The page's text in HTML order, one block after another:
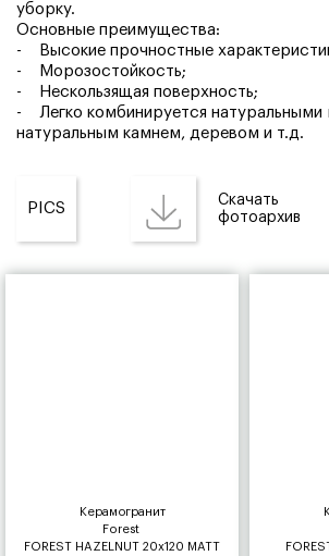
уборку.
Основные преимущества:
- Высокие прочностные
- Морозостойкость;
- Нескользящая поверхность;
- Легко комбинируется натуральными
натуральным камнем, деревом и т.д.
PICS
Скачать
фотоархив
Керамогранит
Forest
FOREST HAZELNUT 20x120 MATT